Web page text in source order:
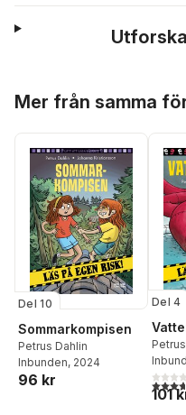
Mer från samma
Del 10
Sommarkompisen
Petrus Dahlin
Inbunden, 2024
96 kr
Del 4
3,7
101